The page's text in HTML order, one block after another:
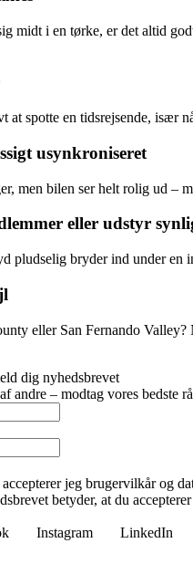
midt i en tørke, er det altid
at spotte en tidsrejsende, især
usynkroniseret
men bilen ser helt rolig ud –
eller udstyr
pludselig bryder ind under en
eller San Fernando
dig nyhedsbrevet
andre – modtag vores bedste
jeg brugervilkår og
betyder, at du
Instagram LinkedIn